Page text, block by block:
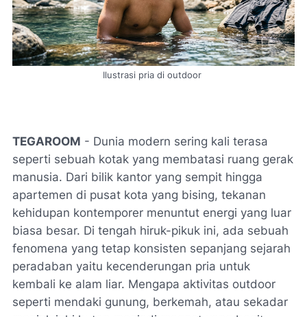
Ilustrasi pria di outdoor
TEGAROOM - Dunia modern sering kali terasa
seperti sebuah kotak yang membatasi ruang gerak
manusia. Dari bilik kantor yang sempit hingga
apartemen di pusat kota yang bising, tekanan
kehidupan kontemporer menuntut energi yang luar
biasa besar. Di tengah hiruk-pikuk ini, ada sebuah
fenomena yang tetap konsisten sepanjang sejarah
peradaban yaitu kecenderungan pria untuk
kembali ke alam liar. Mengapa aktivitas outdoor
seperti mendaki gunung, berkemah, atau sekadar